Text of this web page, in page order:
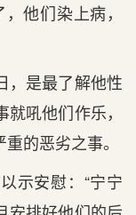
他们染上病，
，是最了解他性
吼他们作乐，
的恶劣之事。
示安慰：“宁宁